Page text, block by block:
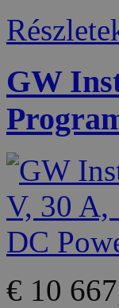
GW
€ 10